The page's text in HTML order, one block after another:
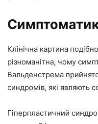
Клінічна картина
різноманітна, чому
Вальденстрема
синдромів, які являють
Гіперпластичний